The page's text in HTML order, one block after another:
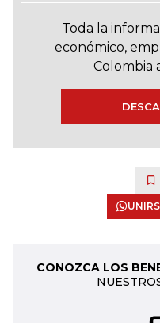
Toda la
económico,
Colombia
CONOZCA LOS